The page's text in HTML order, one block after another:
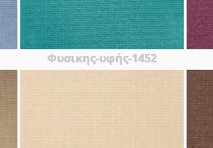
Φυσικης-υφής-1452